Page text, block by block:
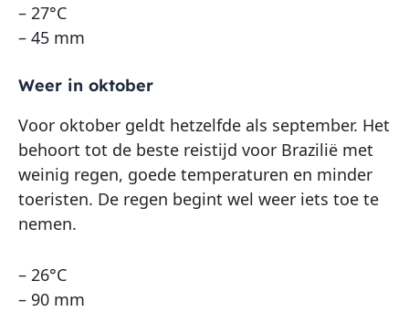
– 27°C
– 45 mm
Weer in oktober
Voor oktober geldt hetzelfde als september. Het
behoort tot de beste reistijd voor Brazilië met
weinig regen, goede temperaturen en minder
toeristen. De regen begint wel weer iets toe te
nemen.
– 26°C
– 90 mm